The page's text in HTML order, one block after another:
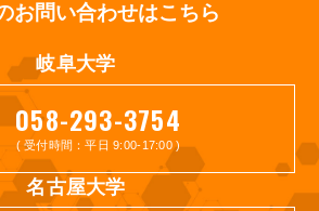
お問い合わせはこちら
岐阜大学
058-293-3754
( 受付時間：平日 9:00-17:00 )
名古屋大学